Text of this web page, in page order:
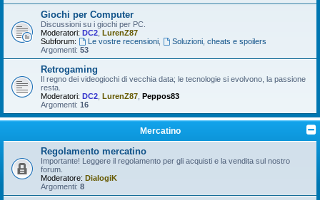
Giochi per Computer
Discussioni su i giochi per PC.
Moderatori: DC2 LurenZ87
Subforum:
Le vostre recensioni,
Soluzioni, cheats e spoilers
Argomenti: 53
Retrogaming
Il regno dei videogiochi di vecchia data; le tecnologie si evolvono, la passione
resta.
Moderatori: DC2 LurenZ87 Peppos83
Argomenti: 16
Mercatino
Regolamento mercatino
Importante! Leggere il regolamento per gli acquisti e la vendita sul nostro
forum.
Moderatore: DialogiK
Argomenti: 8